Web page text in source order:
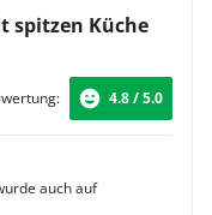
spitzen Küche
4.8 / 5.0
auch auf